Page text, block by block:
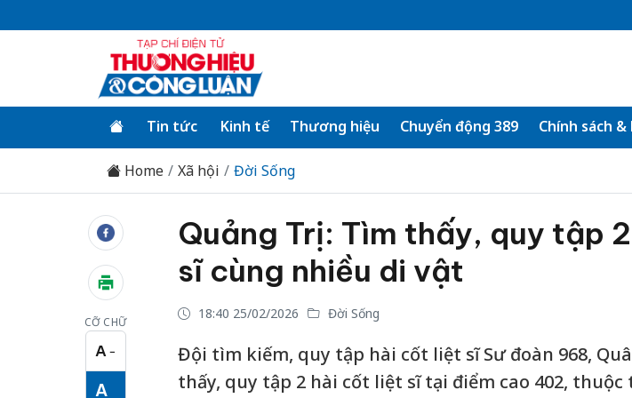
Tin tức Kinh tế Thương hiệu Chuyển động 389 Chính sách
Home Xã hội Đời Sống
CỠ CHỮ
A −
Cỡ chữ nhỏ
A
Quảng Trị: Tìm thấy, quy tập
sĩ cùng nhiều di vật
18:40 25/02/2026 Đời Sống
Đội tìm kiếm, quy tập hài cốt liệt sĩ Sư đoàn 968,
thấy, quy tập 2 hài cốt liệt sĩ tại điểm cao 402, thuộc